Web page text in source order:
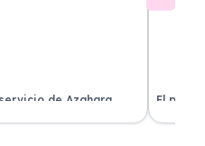
de Azahara
condiciones y el
El
llegó